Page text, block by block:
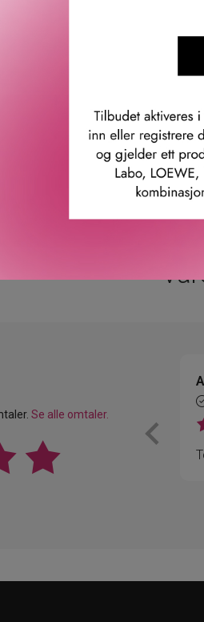
Vanilje Absolute, rose,
Vanilje, akigala, tonkabønner,
artikkelnummer: n3e5010000
Se alle omtaler.